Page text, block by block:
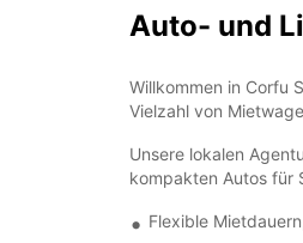
Auto- und
Willkommen in Corfu
Vielzahl von
Unsere lokalen
kompakten Autos für
Flexible